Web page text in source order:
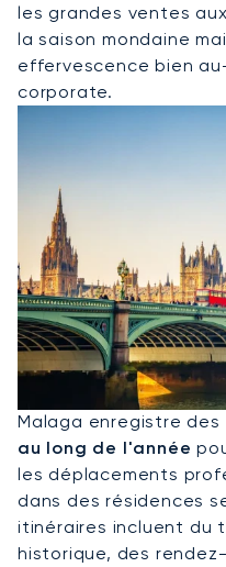
les grandes ventes
la saison mondaine
effervescence bien
corporate.
Louer Un Jet
Malaga enregistre des
au long de l'année
les déplacements
dans des résidences
itinéraires incluent du
historique, des